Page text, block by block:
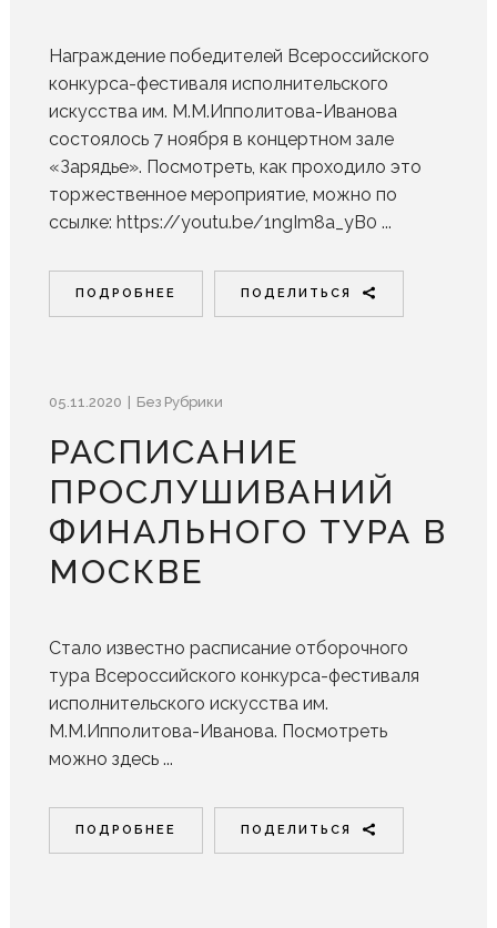
Награждение победителей Всероссийского
конкурса-фестиваля исполнительского
искусства им. М.М.Ипполитова-Иванова
состоялось 7 ноября в концертном зале
«Зарядье». Посмотреть, как проходило это
торжественное мероприятие, можно по
ссылке: https://youtu.be/1ngIm8a_yB0 ...
ПОДРОБНЕЕ ПОДЕЛИТЬСЯ
05.11.2020 Без Рубрики
РАСПИСАНИЕ
ПРОСЛУШИВАНИЙ
ФИНАЛЬНОГО ТУРА В
МОСКВЕ
Стало известно расписание отборочного
тура Всероссийского конкурса-фестиваля
исполнительского искусства им.
М.М.Ипполитова-Иванова. Посмотреть
можно здесь ...
ПОДРОБНЕЕ ПОДЕЛИТЬСЯ